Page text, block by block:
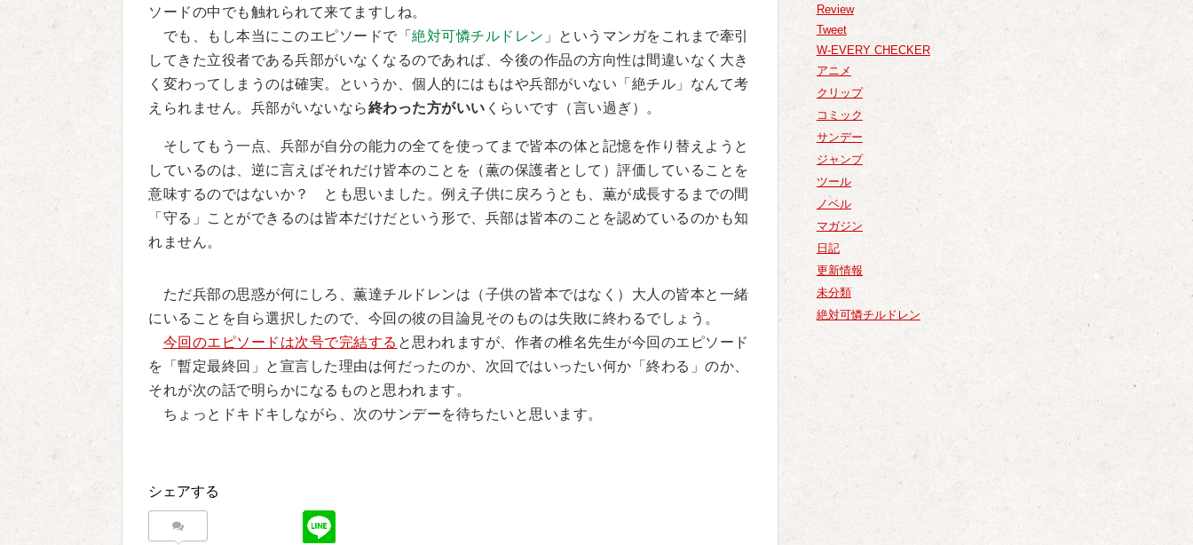
ソードの中でも触れられて来てますしね。
でも、もし本当にこのエピソードで「 絶対可憐チルドレン 」というマンガをこれまで牽引
してきた立役者である兵部がいなくなるのであれば、今後の作品の方向性は間違いなく大き
く変わってしまうのは確実。というか、個人的にはもはや兵部がいない「絶チル」なんて考
えられません。兵部がいないなら終わった方がいい くらいです（言い過ぎ）。
そしてもう一点、兵部が自分の能力の全てを使ってまで皆本の体と記憶を作り替えようと
しているのは、逆に言えばそれだけ皆本のことを（薫の保護者として）評価していることを
意味するのではないか？ とも思いました。例え子供に戻ろうとも、薫が成長するまでの間
「守る」ことができるのは皆本だけだという形で、兵部は皆本のことを認めているのかも知
れません。
ただ兵部の思惑が何にしろ、薫達チルドレンは（子供の皆本ではなく）大人の皆本と一緒
にいることを自ら選択したので、今回の彼の目論見そのものは失敗に終わるでしょう。
今回のエピソードは次号で完結する と思われますが、作者の椎名先生が今回のエピソード
を「暫定最終回」と宣言した理由は何だったのか、次回ではいったい何か「終わる」のか、
それが次の話で明らかになるものと思われます。
ちょっとドキドキしながら、次のサンデーを待ちたいと思います。
シェアする
Review
Tweet
W-EVERY CHECKER
アニメ
クリップ
コミック
サンデー
ジャンプ
ツール
ノベル
マガジン
日記
更新情報
未分類
絶対可憐チルドレン